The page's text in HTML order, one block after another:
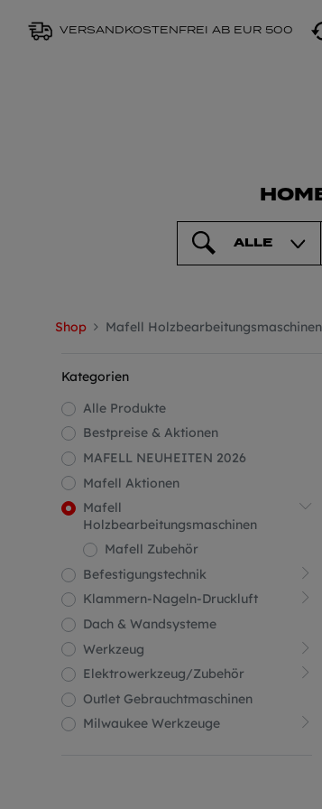
VERSANDKOSTENFREI AB EUR 500
ALLE
Shop Mafell Holzbearbeitungsmaschinen
Kategorien
Alle Produkte
Bestpreise & Aktionen
MAFELL NEUHEITEN 2026
Mafell Aktionen
Mafell
Holzbearbeitungsmaschinen
Mafell Zubehör
Befestigungstechnik
Klammern-Nageln-Druckluft
Dach & Wandsysteme
Werkzeug
Elektrowerkzeug/Zubehör
Outlet Gebrauchtmaschinen
Milwaukee Werkzeuge